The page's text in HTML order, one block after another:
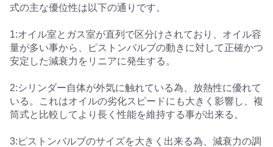
式の主な優位性は以下の通りです。
1:オイル室とガス室が直列で区分けされており、オイル容
量が多い事から、ピストンバルブの動きに対して正確かつ
安定した減衰力をリニアに発生する。
2:シリンダー自体が外気に触れている為、放熱性に優れて
いる。これはオイルの劣化スピードにも大きく影響し、複
筒式と比較してより長く性能を維持する事が出来る。
3:ピストンバルブのサイズを大きく出来る為、減衰力の調